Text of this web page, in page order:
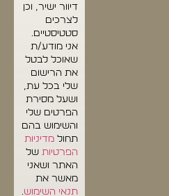
דיוור ישיר, וכן
לצרכים
סטטיסטיים.
אני מודע/ת
שאוכל לבטל
את הרישום
שלי בכל עת,
ושעל מסירת
הפרטים שלי
והשימוש בהם
תחול מדיניות
הפרטיות של
האתר ושאני
מאשר את
תנאי השימוש.